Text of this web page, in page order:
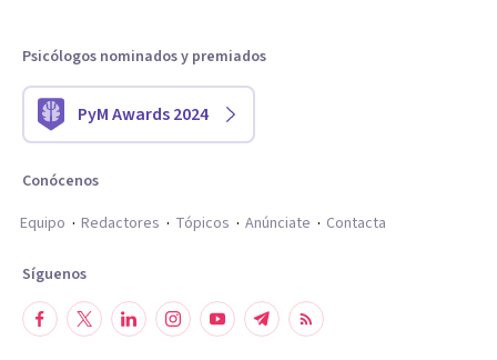
Psicólogos nominados y premiados
PyM Awards 2024
Conócenos
Equipo
Redactores Tópicos Anúnciate Contacta
Síguenos